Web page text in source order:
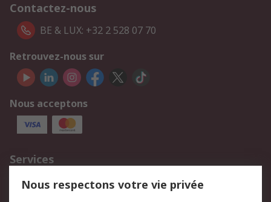
Contactez-nous
BE & LUX: +32 2 528 07 70
Retrouvez-nous sur
Nous acceptons
Services
750.000 produits
2.500 marques
Nous respectons votre vie privée